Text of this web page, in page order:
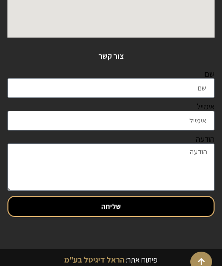
צור קשר
שם
אימייל
הודעה
שליחה
פיתוח אתר:הראל דיגיטל בע"מ